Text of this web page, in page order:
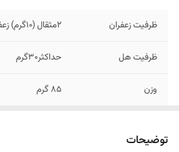
ظرفیت زعفران 2مثقال (10گرم) زعفران سرگل
ظرفیت هل حداکثر30گرم
وزن 85 گرم
توضیحات